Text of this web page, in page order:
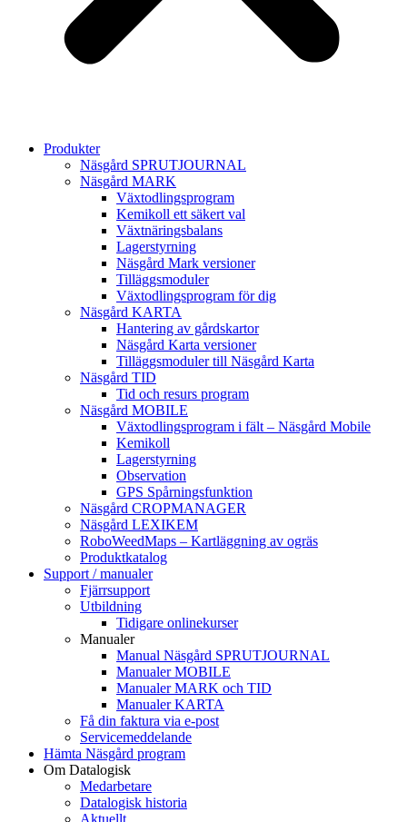
Produkter
Näsgård SPRUTJOURNAL
Näsgård MARK
Växtodlingsprogram
Kemikoll ett säkert val
Växtnäringsbalans
Lagerstyrning
Näsgård Mark versioner
Tilläggsmoduler
Växtodlingsprogram för dig
Näsgård KARTA
Hantering av gårdskartor
Näsgård Karta versioner
Tilläggsmoduler till Näsgård Karta
Näsgård TID
Tid och resurs program
Näsgård MOBILE
Växtodlingsprogram i fält – Näsgård Mobile
Kemikoll
Lagerstyrning
Observation
GPS Spårningsfunktion
Näsgård CROPMANAGER
Näsgård LEXIKEM
RoboWeedMaps – Kartläggning av ogräs
Produktkatalog
Support / manualer
Fjärrsupport
Utbildning
Tidigare onlinekurser
Manualer
Manual Näsgård SPRUTJOURNAL
Manualer MOBILE
Manualer MARK och TID
Manualer KARTA
Få din faktura via e-post
Servicemeddelande
Hämta Näsgård program
Om Datalogisk
Medarbetare
Datalogisk historia
Aktuellt